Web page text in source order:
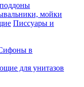
мойки
Писсуары и
в
для унитазов